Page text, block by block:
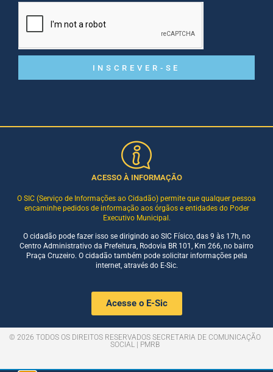
INSCREVER-SE
ACESSO À INFORMAÇÃO
O SIC (Serviço de Informações ao Cidadão) permite que qualquer pessoa
encaminhe pedidos de informação aos órgãos e entidades do Poder
Executivo Municipal.
O cidadão pode fazer isso se dirigindo ao SIC Físico, das 9 às 17h, no
Centro Administrativo da Prefeitura, Rodovia BR 101, Km 266, no bairro
Praça Cruzeiro. O cidadão também pode solicitar informações pela
internet, através do E-Sic.
Acesse o E-Sic
© 2026 TODOS OS DIREITOS RESERVADOS SECRETARIA DE COMUNICAÇÃO
SOCIAL | PMRB